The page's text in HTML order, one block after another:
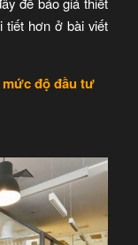
tiết hơn ở bài viết
mức độ đầu tư